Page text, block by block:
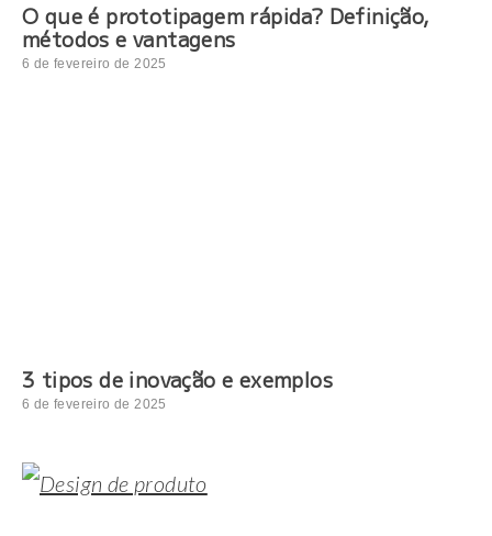
O que é prototipagem rápida? Definição,
métodos e vantagens
6 de fevereiro de 2025
3 tipos de inovação e exemplos
6 de fevereiro de 2025